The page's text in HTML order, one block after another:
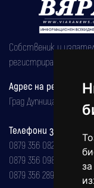
Собственик и
регистрирана на
Адрес на
Град Дупница,
Телефони за
0879 356 082
0879 356 098
0879 356 289